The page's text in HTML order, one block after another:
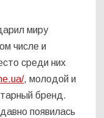
миру
числе и
среди них
, молодой и
бренд.
появилась